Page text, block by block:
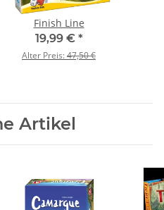
Finish Line
19,99 € *
Alter Preis:47,50 €
Artikel